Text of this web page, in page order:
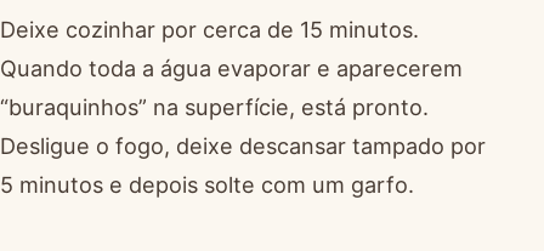
Deixe cozinhar por cerca de 15 minutos.
Quando toda a água evaporar e aparecerem
“buraquinhos” na superfície, está pronto.
Desligue o fogo, deixe descansar tampado por
5 minutos e depois solte com um garfo.